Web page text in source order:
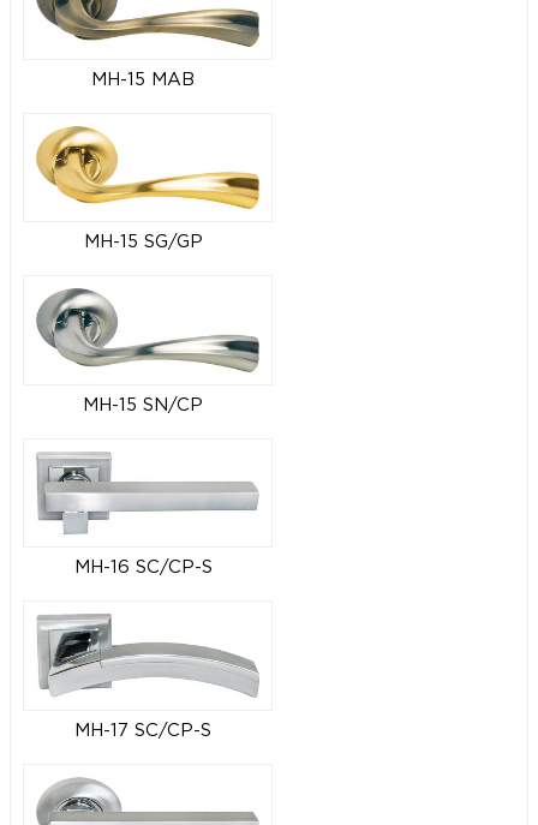
MH-15 MAB
MH-15 SG/GP
MH-15 SN/CP
MH-16 SC/CP-S
MH-17 SC/CP-S